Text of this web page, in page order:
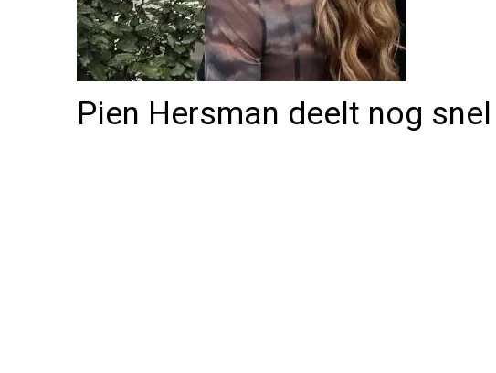
Pien Hersman deelt nog